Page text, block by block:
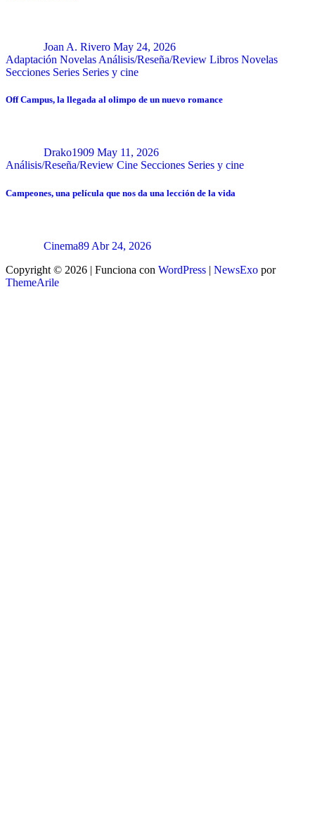
Joan A. Rivero May 24, 2026
Adaptación Novelas Análisis/Reseña/Review Libros Novelas
Secciones Series Series y cine
Off Campus, la llegada al olimpo de un nuevo romance
Drako1909 May 11, 2026
Análisis/Reseña/Review Cine Secciones Series y cine
Campeones, una película que nos da una lección de la vida
Cinema89 Abr 24, 2026
Copyright © 2026 | Funciona con WordPress | NewsExo por
ThemeArile